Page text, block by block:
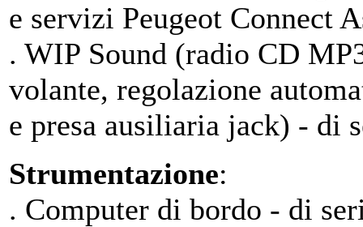
e servizi Peugeot Connect
. WIP Sound (radio CD
volante, regolazione
e presa ausiliaria jack) - di
Strumentazione:
. Computer di bordo - di